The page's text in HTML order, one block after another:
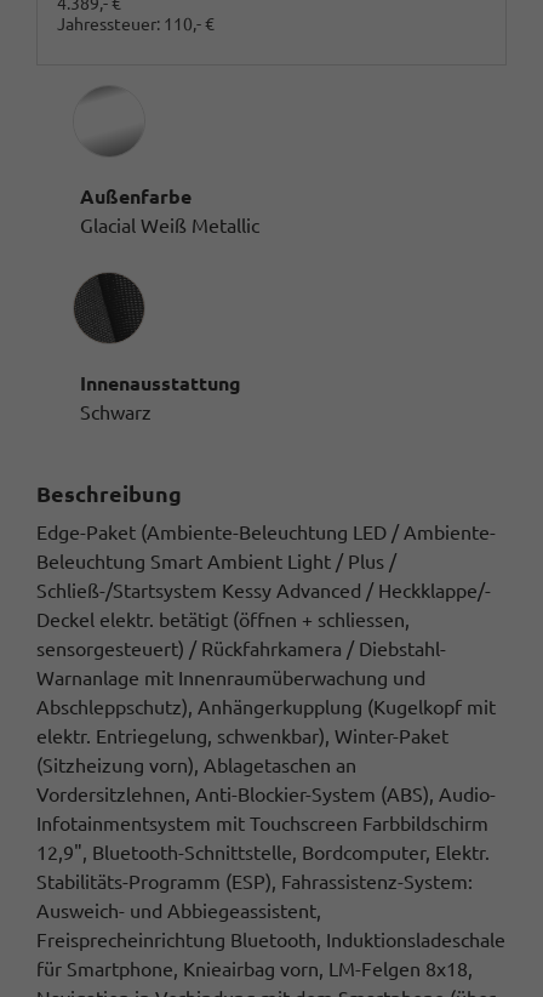
Jahressteuer: 110,- €
Außenfarbe
Glacial Weiß Metallic
Innenausstattung
Innenausstattung
Schwarz
Beschreibung
Edge-Paket (Ambiente-Beleuchtung LED / Ambiente-
Beleuchtung Smart Ambient Light / Plus /
Schließ-/Startsystem Kessy Advanced / Heckklappe/-
Deckel elektr. betätigt (öffnen + schliessen,
sensorgesteuert) / Rückfahrkamera / Diebstahl-
Warnanlage mit Innenraumüberwachung und
Abschleppschutz), Anhängerkupplung (Kugelkopf mit
elektr. Entriegelung, schwenkbar), Winter-Paket
(Sitzheizung vorn), Ablagetaschen an
Vordersitzlehnen, Anti-Blockier-System (ABS), Audio-
Infotainmentsystem mit Touchscreen Farbbildschirm
12,9", Bluetooth-Schnittstelle, Bordcomputer, Elektr.
Stabilitäts-Programm (ESP), Fahrassistenz-System:
Ausweich- und Abbiegeassistent,
Freisprecheinrichtung Bluetooth, Induktionsladeschale
für Smartphone, Knieairbag vorn, LM-Felgen 8x18,